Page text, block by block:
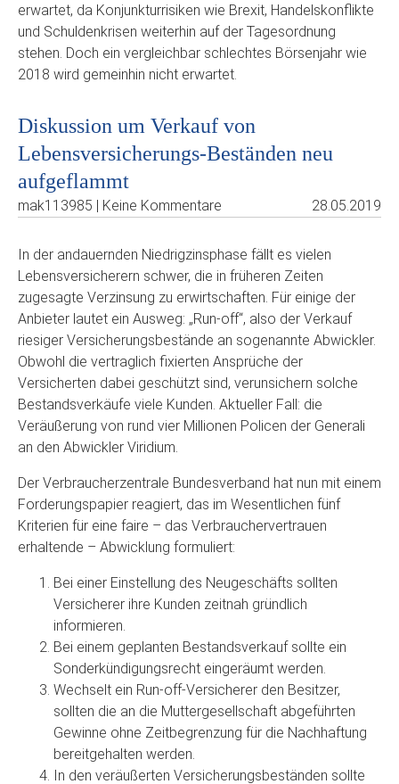
erwartet, da Konjunkturrisiken wie Brexit, Handelskonflikte
und Schuldenkrisen weiterhin auf der Tagesordnung
stehen. Doch ein vergleichbar schlechtes Börsenjahr wie
2018 wird gemeinhin nicht erwartet.
Diskussion um Verkauf von
Lebensversicherungs-Beständen neu
aufgeflammt
mak113985 | Keine Kommentare 28.05.2019
In der andauernden Niedrigzinsphase fällt es vielen
Lebensversicherern schwer, die in früheren Zeiten
zugesagte Verzinsung zu erwirtschaften. Für einige der
Anbieter lautet ein Ausweg: „Run-off“, also der Verkauf
riesiger Versicherungsbestände an sogenannte Abwickler.
Obwohl die vertraglich fixierten Ansprüche der
Versicherten dabei geschützt sind, verunsichern solche
Bestandsverkäufe viele Kunden. Aktueller Fall: die
Veräußerung von rund vier Millionen Policen der Generali
an den Abwickler Viridium.
Der Verbraucherzentrale Bundesverband hat nun mit einem
Forderungspapier reagiert, das im Wesentlichen fünf
Kriterien für eine faire – das Verbrauchervertrauen
erhaltende – Abwicklung formuliert:
Bei einer Einstellung des Neugeschäfts sollten
Versicherer ihre Kunden zeitnah gründlich
informieren.
Bei einem geplanten Bestandsverkauf sollte ein
Sonderkündigungsrecht eingeräumt werden.
Wechselt ein Run-off-Versicherer den Besitzer,
sollten die an die Muttergesellschaft abgeführten
Gewinne ohne Zeitbegrenzung für die Nachhaftung
bereitgehalten werden.
In den veräußerten Versicherungsbeständen sollte